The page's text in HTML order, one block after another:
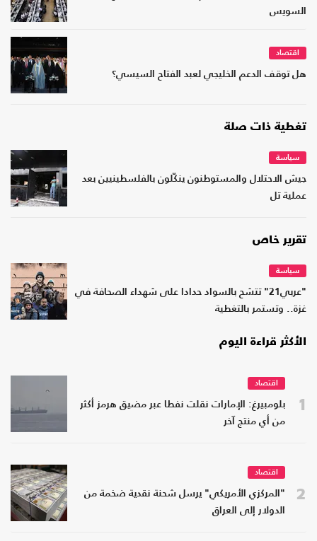
السويس
اقتصاد
هل توقف الدعم الخليجي لعبد الفتاح السيسي؟
تغطية ذات صلة
سياسة
جيش الاحتلال والمستوطنون ينكّلون بالفلسطينيين بعد
عملية تل
تقرير خاص
سياسة
"عربي21" تتشح بالسواد حدادا على شهداء الصحافة في
غزة.. وتستمر بالتغطية
الأكثر قراءة اليوم
1
اقتصاد
بلومبيرغ: الإمارات نقلت نفطا عبر مضيق هرمز أكثر
من أي منتج آخر
2
اقتصاد
"المركزي الأمريكي" يرسل شحنة نقدية ضخمة من
الدولار إلى العراق